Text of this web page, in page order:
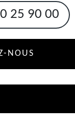
25 90 00
NOUS